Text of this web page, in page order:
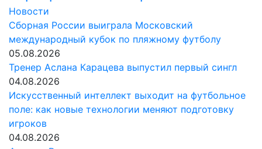
Новости
Сборная России выиграла Московский
международный кубок по пляжному футболу
05.08.2026
Тренер Аслана Карацева выпустил первый сингл
04.08.2026
Искусственный интеллект выходит на футбольное
поле: как новые технологии меняют подготовку
игроков
04.08.2026